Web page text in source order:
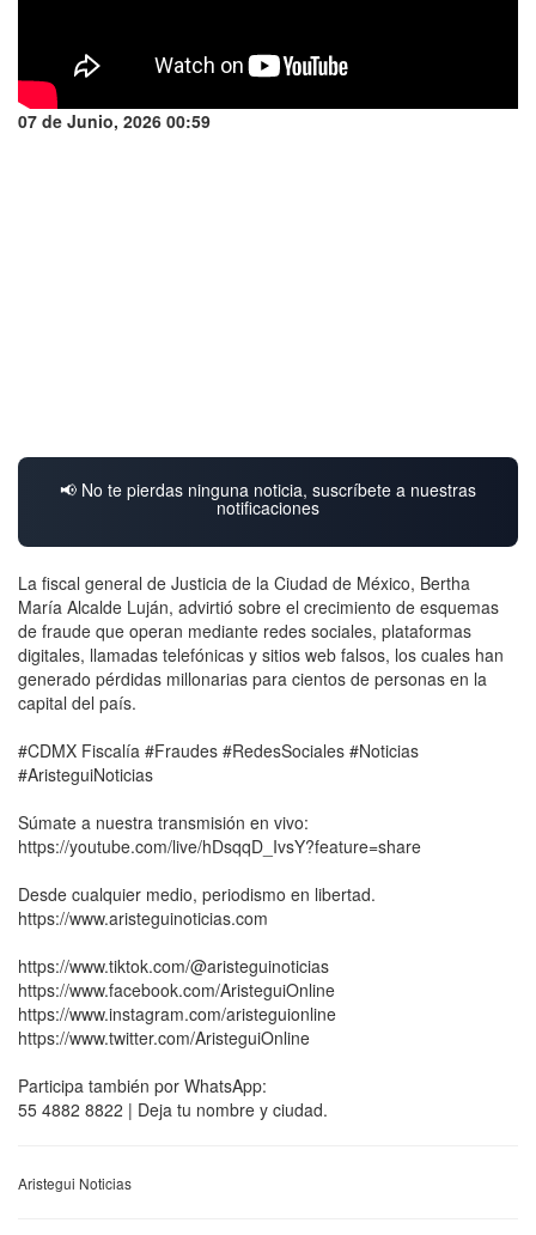
07 de Junio, 2026 00:59
📢 No te pierdas ninguna noticia, suscríbete a nuestras
notificaciones
La fiscal general de Justicia de la Ciudad de México, Bertha
María Alcalde Luján, advirtió sobre el crecimiento de esquemas
de fraude que operan mediante redes sociales, plataformas
digitales, llamadas telefónicas y sitios web falsos, los cuales han
generado pérdidas millonarias para cientos de personas en la
capital del país.
#CDMX Fiscalía #Fraudes #RedesSociales #Noticias
#AristeguiNoticias
Súmate a nuestra transmisión en vivo:
https://youtube.com/live/hDsqqD_IvsY?feature=share
Desde cualquier medio, periodismo en libertad.
https://www.aristeguinoticias.com
https://www.tiktok.com/@aristeguinoticias
https://www.facebook.com/AristeguiOnline
https://www.instagram.com/aristeguionline
https://www.twitter.com/AristeguiOnline
Participa también por WhatsApp:
55 4882 8822 | Deja tu nombre y ciudad.
Aristegui Noticias